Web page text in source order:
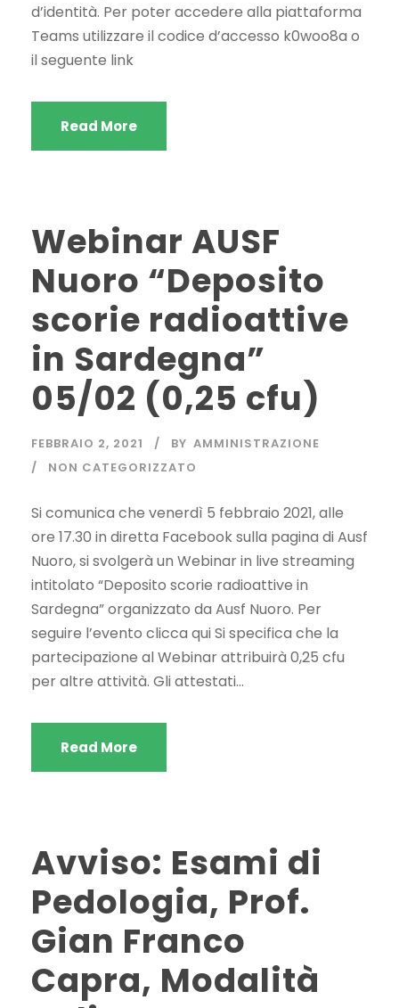
d’identità. Per poter accedere alla piattaforma
Teams utilizzare il codice d’accesso k0woo8a o
il seguente link
Read More
Webinar AUSF
Nuoro “Deposito
scorie radioattive
in Sardegna”
05/02 (0,25 cfu)
FEBBRAIO 2, 2021 BY AMMINISTRAZIONE
NON CATEGORIZZATO
Si comunica che venerdì 5 febbraio 2021, alle
ore 17.30 in diretta Facebook sulla pagina di Ausf
Nuoro, si svolgerà un Webinar in live streaming
intitolato “Deposito scorie radioattive in
Sardegna” organizzato da Ausf Nuoro. Per
seguire l’evento clicca qui Si specifica che la
partecipazione al Webinar attribuirà 0,25 cfu
per altre attività. Gli attestati...
Read More
Avviso: Esami di
Pedologia, Prof.
Gian Franco
Capra, Modalità